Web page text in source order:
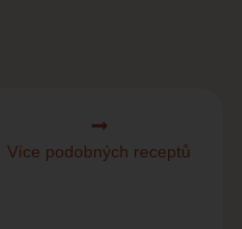
Více podobných receptů